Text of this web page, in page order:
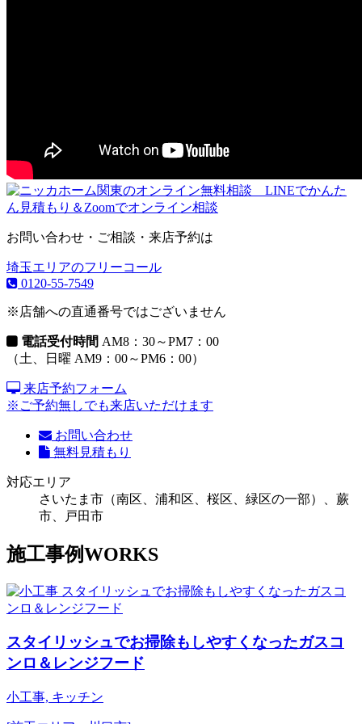
お問い合わせ・ご相談・来店予約は
埼玉エリアのフリーコール
0120-55-7549
※店舗への直通番号ではございません
電話受付時間 AM8：30～PM7：00
（土、日曜 AM9：00～PM6：00）
来店予約フォーム
※ご予約無しでも来店いただけます
お問い合わせ
無料見積もり
対応エリア
さいたま市（南区、浦和区、桜区、緑区の一部）、蕨
市、戸田市
施工事例WORKS
スタイリッシュでお掃除もしやすくなったガスコ
ンロ＆レンジフード
小工事, キッチン